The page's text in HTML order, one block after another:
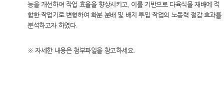
능을 개선하여 작업 효율을 향상시키고, 이를 기반으로 다육식물 재배에 적
합한 작업기로 변형하여 화분 분배 및 배지 투입 작업의 노동력 절감 효과를
분석하고자 하였다.
※ 자세한 내용은 첨부파일을 참고하세요.